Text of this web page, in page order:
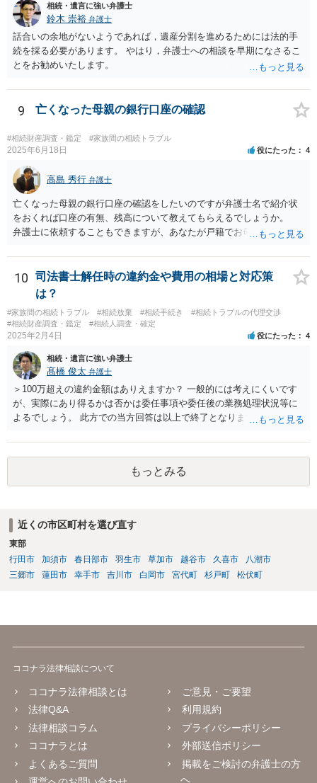
相続・遺言に強い弁護士
鈴木 崇裕 弁護士
話合いの余地がないようであれば，遺産分割を進めるためには法的手
続を採る必要があります。 やはり，弁護士への相談を早期になさるこ
とをお勧めいたします。
9 亡くなった母親の銀行口座の確認
#相続財産調査・鑑定 #家族間の相続トラブル
2025年6月18日 役にたった 4
高島 秀行 弁護士
亡くなった母親の銀行口座の確認をしたいのですが弁護士名で紹介状
をおくれば口座の有無、残高について教えてもらえるでしょうか。
弁護士に依頼することもできますが、あなたが戸籍でお母さんの相続
高は教えてくれると思います。 自分ではよくわからないということ
であれば、弁護士に相談し依頼されたら良いと思います。
10
司法書士解任時の違約金や費用の相場と対応策
は？
#家族間の相続トラブル #相続放棄 #相続手続き
#相続トラブルの代理交渉
#相続財産調査・鑑定
#相続人調査・確定
2025年2月4日 役にたった 4
相続・遺言に強い弁護士
髙橋 俊太 弁護士
＞100万超えの違約金額はありえますか？ 一般的には考えにくいです
が、実際にあり得るかは否かは委任事項や委任後の業務処理状況等に
よるでしょう。 此方での当方回答は以上で終了となりますが、参考に
もっとみる
近くの市区町村を選び直す
東部
行田市
加須市 春日部市 羽生市 草加市 越谷市 久喜市
八潮市
三郷市
蓮田市 幸手市 吉川市 白岡市 宮代町 杉戸町 松伏町
ココナラ法律相談について
ココナラ法律相談とは
法律Q&A
法律相談コラム
ココナラとは
よくあるご質問
ご意見・ご要望
利用規約
プライバシーポリシー
外部送信ポリシー
掲載をご検討の弁護士の方
へ